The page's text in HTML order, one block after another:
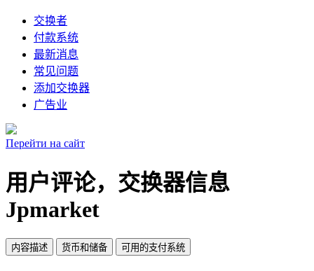
交换者
付款系统
最新消息
常见问题
添加交换器
广告业
Перейти на сайт
用户评论，交换器信息
Jpmarket
内容描述 货币和储备 可用的支付系统